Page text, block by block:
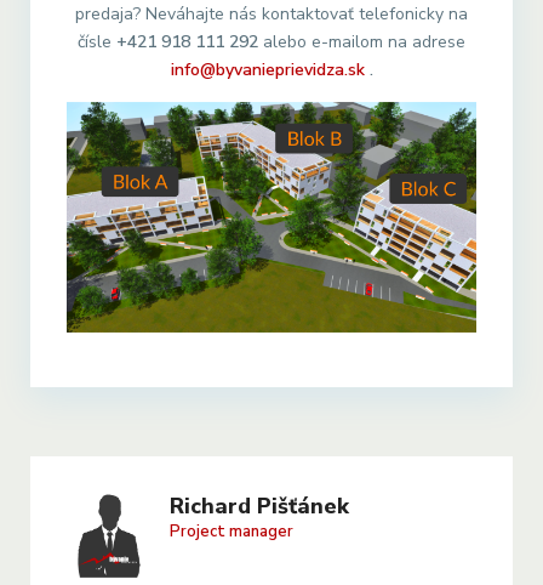
predaja? Neváhajte nás kontaktovať telefonicky na
čísle +421 918 111 292 alebo e-mailom na adrese
info@byvanieprievidza.sk.
Richard Pišťánek
Project manager